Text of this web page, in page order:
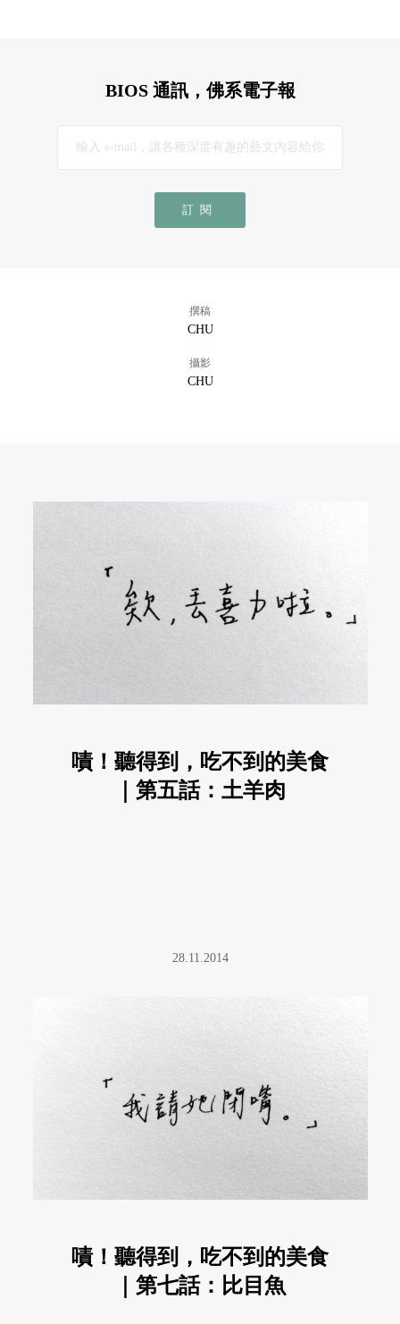
BIOS 通訊，佛系電子報
訂閱
撰稿
CHU
攝影
CHU
嘖！聽得到，吃不到的美食
｜第五話：土羊肉
28.11.2014
嘖！聽得到，吃不到的美食
｜第七話：比目魚